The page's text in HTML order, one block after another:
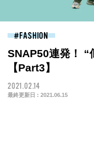
FASHION
SNAP50連発！ “
【Part3】
2021.02.14
最終更新日 : 2021.06.15